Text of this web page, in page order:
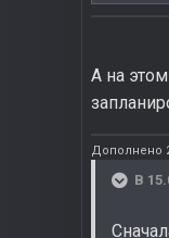
А на
Дополнено
В